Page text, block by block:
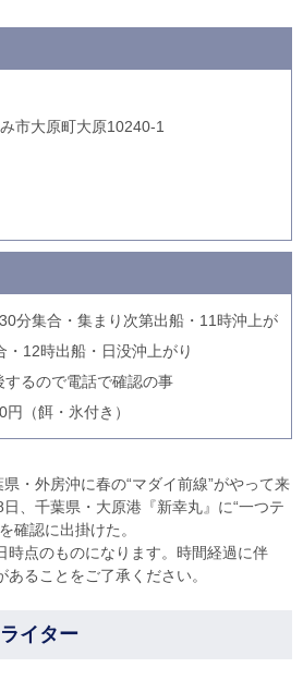
市大原町大原10240-1
分集合・集まり次第出船・11時沖上が
12時出船・日没沖上がり
るので電話で確認の事
（餌・氷付き）
・外房沖に春の“マダイ前線”がやって来
、千葉県・大原港『新幸丸』に“一つテ
確認に出掛けた。
点のものになります。時間経過に伴
ることをご了承ください。
イター